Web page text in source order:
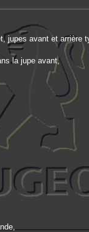
, jupes avant et arrière
la jupe avant,